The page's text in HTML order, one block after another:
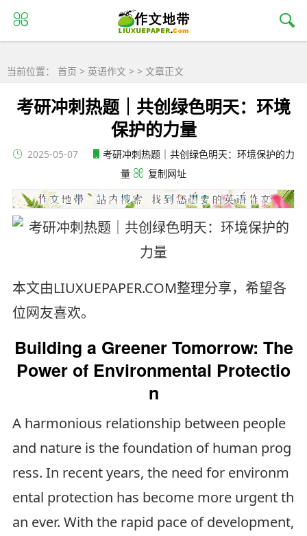
当前位置： 首页 > 英语作文 > > 文章正文
考研冲刺热题｜共创绿色明天：环境
保护的力量
2025-05-07
考研冲刺热题｜共创绿色明天：环境保护的力
量
复制网址
本文由LIUXUEPAPER.COM整理分享，希望各
位网友喜欢。
Building a Greener Tomorrow: The
Power of Environmental Protectio
n
A harmonious relationship between people
and nature is the foundation of human prog
ress. In recent years, the need for environm
ental protection has become more urgent th
an ever. With the rapid pace of development,